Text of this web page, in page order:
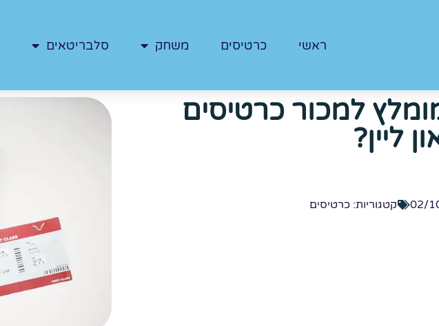
ראשי כרטיסים משחק סלבריטאים
למכור כרטיסים
ליין?
02/ קטגוריות: כרטיסים